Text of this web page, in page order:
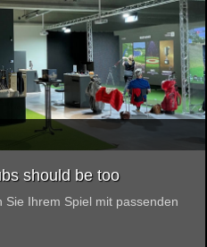
should be too
Ihrem Spiel mit passenden